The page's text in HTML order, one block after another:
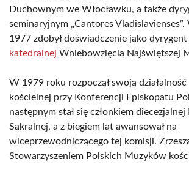
Duchownym we Włocławku, a także
seminaryjnym „Cantores
1977 zdobył doświadczenie jako dyrygent
katedralnej Wniebowzięcia Najświętszej
W 1979 roku rozpoczął swoją
kościelnej przy Konferencji Episkopatu
następnym stał się członkiem
Sakralnej, a z biegiem lat awansował na
wiceprzewodniczącego tej komisji.
Stowarzyszeniem Polskich Muzyków